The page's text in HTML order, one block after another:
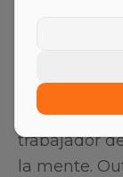
La
más clara
antiguas.
trabajador
la mente.